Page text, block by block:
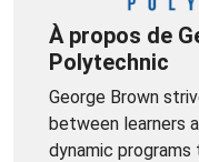
À propos de
Polytechnic
George Brown
between learners
dynamic